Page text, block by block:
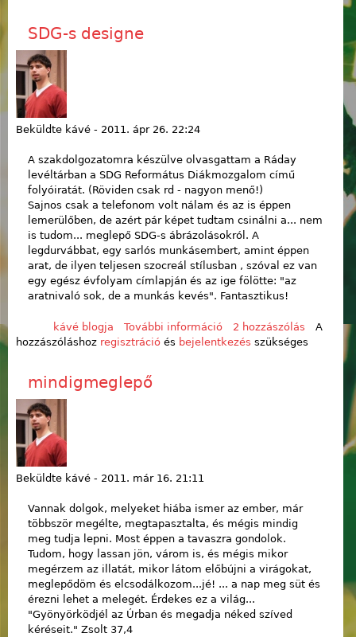
SDG-s designe
Beküldte kávé - 2011. ápr 26. 22:24
A szakdolgozatomra készülve olvasgattam a Ráday
levéltárban a SDG Református Diákmozgalom című
folyóiratát. (Röviden csak rd - nagyon menő!)
Sajnos csak a telefonom volt nálam és az is éppen
lemerülőben, de azért pár képet tudtam csinálni a... nem
is tudom... meglepő SDG-s ábrázolásokról. A
legdurvábbat, egy sarlós munkásembert, amint éppen
arat, de ilyen teljesen szocreál stílusban , szóval ez van
egy egész évfolyam címlapján és az ige fölötte: "az
aratnivaló sok, de a munkás kevés". Fantasztikus!
kávé blogja További információSDG-s designe
tartalommal
2 hozzászólás
A
hozzászóláshoz regisztráció és bejelentkezés szükséges
mindigmeglepő
Beküldte kávé - 2011. már 16. 21:11
Vannak dolgok, melyeket hiába ismer az ember, már
többször megélte, megtapasztalta, és mégis mindig
meg tudja lepni. Most éppen a tavaszra gondolok.
Tudom, hogy lassan jön, várom is, és mégis mikor
megérzem az illatát, mikor látom előbújni a virágokat,
meglepődöm és elcsodálkozom...jé! ... a nap meg süt és
érezni lehet a melegét. Érdekes ez a világ...
"Gyönyörködjél az Úrban és megadja néked szíved
kéréseit." Zsolt 37,4